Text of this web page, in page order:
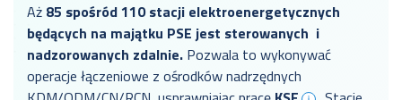
Aż 85 spośród 110 stacji elektroenergetycznych
będących na majątku PSE jest sterowanych i
nadzorowanych zdalnie. Pozwala to wykonywać
operacje łączeniowe z ośrodków nadrzędnych